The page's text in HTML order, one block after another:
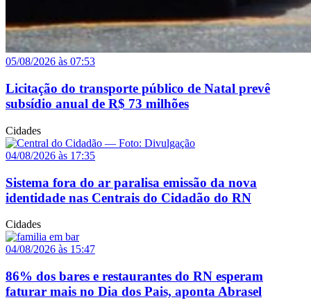
05/08/2026 às 07:53
Licitação do transporte público de Natal prevê
subsídio anual de R$ 73 milhões
Cidades
04/08/2026 às 17:35
Sistema fora do ar paralisa emissão da nova
identidade nas Centrais do Cidadão do RN
Cidades
04/08/2026 às 15:47
86% dos bares e restaurantes do RN esperam
faturar mais no Dia dos Pais, aponta Abrasel